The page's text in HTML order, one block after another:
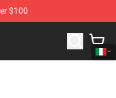
$100
Store